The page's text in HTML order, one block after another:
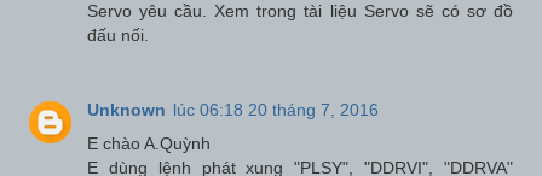
Servo yêu cầu. Xem trong tài liệu Servo sẽ có sơ đồ
đấu nối.
Unknown lúc 06:18 20 tháng 7, 2016
E chào A.Quỳnh
E dùng lệnh phát xung "PLSY", "DDRVI", "DDRVA"